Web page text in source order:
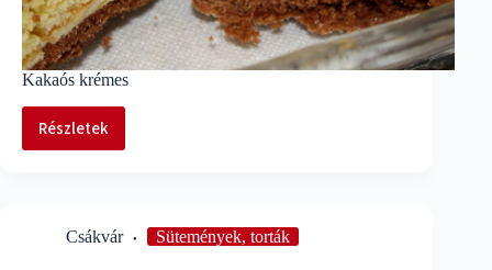
Kakaós krémes
Részletek
Kakaós
Csákvár Sütemények, torták